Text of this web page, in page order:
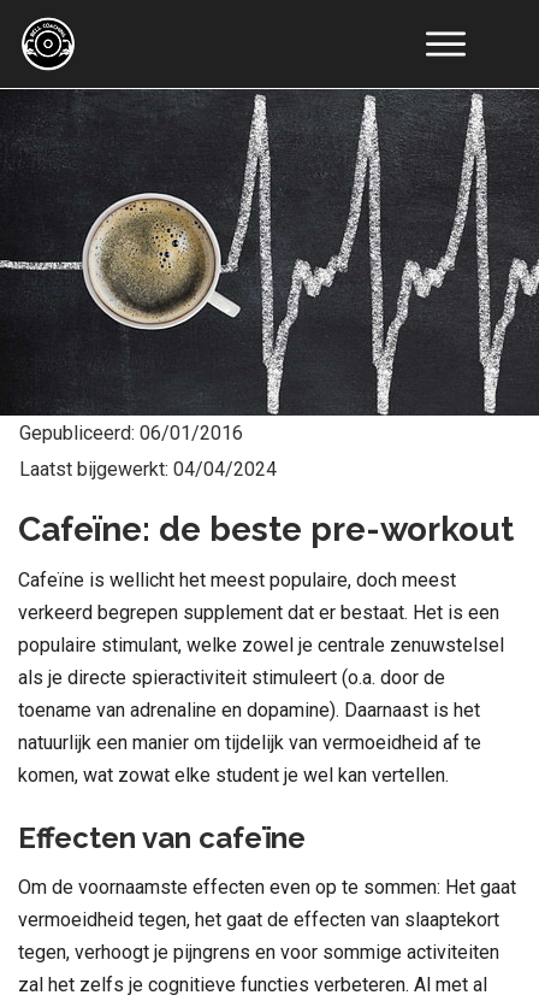
Online
Coaching
Resultaten
Educatie
Artikelen
Recepten
Over
Gepubliceerd: 06/01/2016
Laatst bijgewerkt: 04/04/2024
Cafeïne: de beste pre-workout
Cafeïne is wellicht het meest populaire, doch meest
verkeerd begrepen supplement dat er bestaat. Het is een
populaire stimulant, welke zowel je centrale zenuwstelsel
als je directe spieractiviteit stimuleert (o.a. door de
toename van adrenaline en dopamine). Daarnaast is het
natuurlijk een manier om tijdelijk van vermoeidheid af te
komen, wat zowat elke student je wel kan vertellen.
Effecten van cafeïne
Om de voornaamste effecten even op te sommen: Het gaat
vermoeidheid tegen, het gaat de effecten van slaaptekort
tegen, verhoogt je pijngrens en voor sommige activiteiten
zal het zelfs je cognitieve functies verbeteren. Al met al